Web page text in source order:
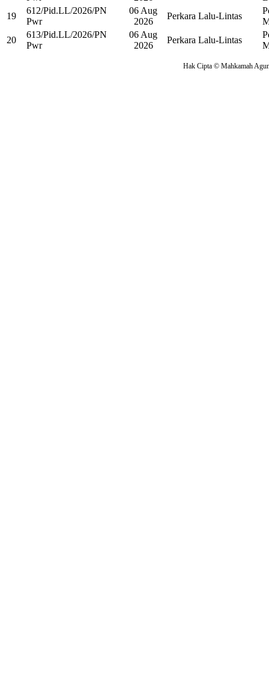
19
612/Pid.LL/2026/PN
Pwr
06 Aug
2026
Perkara Lalu-Lintas
20
613/Pid.LL/2026/PN
Pwr
06 Aug
2026
Perkara Lalu-Lintas
Hak Cipta © Mahkamah